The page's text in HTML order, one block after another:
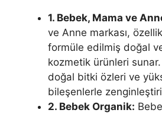
1. Bebek, Mama ve
ve Anne markası,
formüle edilmiş doğal
kozmetik ürünleri
doğal bitki özleri ve
bileşenlerle
2. Bebek Organik: